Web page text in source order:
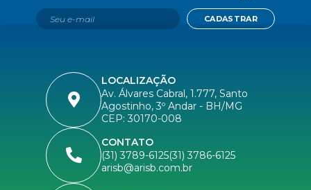
LOCALIZAÇÃO
Av. Álvares Cabral, 1.777, Santo
Agostinho, 3º Andar - BH/MG
CEP: 30170-008
CONTATO
(31) 3789-6125(31) 3786-6125
arisb@arisb.com.br
CADASTRAR